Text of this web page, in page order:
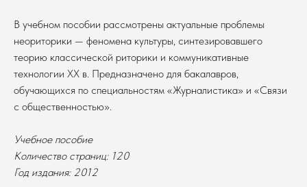
В учебном пособии рассмотрены актуальные проблемы
неориторики — феномена культуры, синтезировавшего
теорию классической риторики и коммуникативные
технологии XX в. Предназначено для бакалавров,
обучающихся по специальностям «Журналистика» и «Связи
с общественностью».
Учебное пособие
Количество страниц: 120
Год издания: 2012